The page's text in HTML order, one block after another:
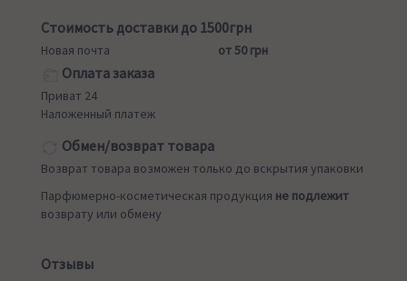
Стоимость доставки до 1500грн
Новая почта от 50 грн
Оплата заказа
Приват 24
Наложенный платеж
Обмен/возврат товара
Возврат товара возможен только до вскрытия упаковки
Парфюмерно-косметическая продукция не подлежит
возврату или обмену
Отзывы